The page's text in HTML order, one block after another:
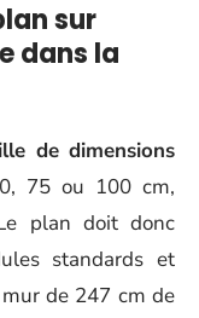
sur
dans la
de dimensions
75 ou 100 cm,
plan doit donc
standards et
de 247 cm de